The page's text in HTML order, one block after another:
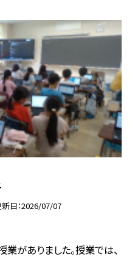
日 2026/07/07
業がありました。授業では、